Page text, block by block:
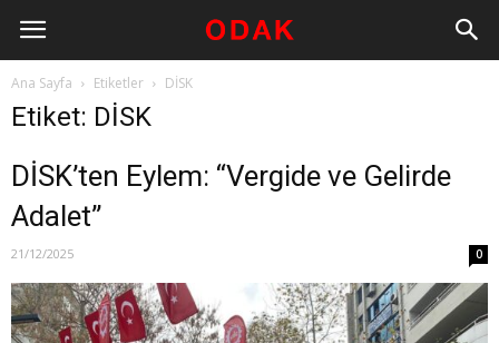
Ana Sayfa Etiketler DİSK
Etiket: DİSK
DİSK’ten Eylem: “Vergide ve Gelirde
Adalet”
21/12/2025 0